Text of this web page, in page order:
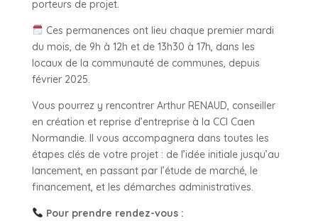
porteurs de projet.
Ces permanences ont lieu chaque premier mardi
du mois, de 9h à 12h et de 13h30 à 17h, dans les
locaux de la communauté de communes, depuis
février 2025.
Vous pourrez y rencontrer Arthur RENAUD, conseiller
en création et reprise d’entreprise à la CCI Caen
Normandie. Il vous accompagnera dans toutes les
étapes clés de votre projet : de l’idée initiale jusqu’au
lancement, en passant par l’étude de marché, le
financement, et les démarches administratives.
Pour prendre rendez-vous :